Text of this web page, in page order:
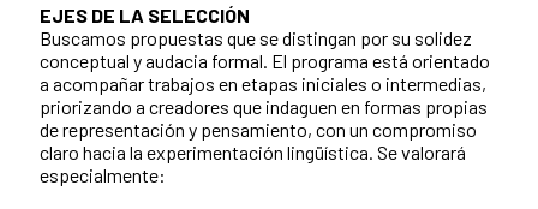
EJES DE LA SELECCIÓN
Buscamos propuestas que se distingan por su solidez
conceptual y audacia formal. El programa está orientado
a acompañar trabajos en etapas iniciales o intermedias,
priorizando a creadores que indaguen en formas propias
de representación y pensamiento, con un compromiso
claro hacia la experimentación lingüística. Se valorará
especialmente: